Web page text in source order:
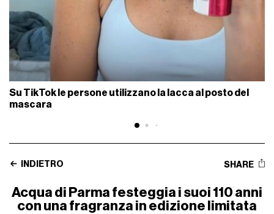
Su TikTok le persone utilizzano la lacca al posto del
mascara
INDIETRO SHARE
Acqua di Parma festeggia i suoi 110 anni
con una fragranza in edizione limitata